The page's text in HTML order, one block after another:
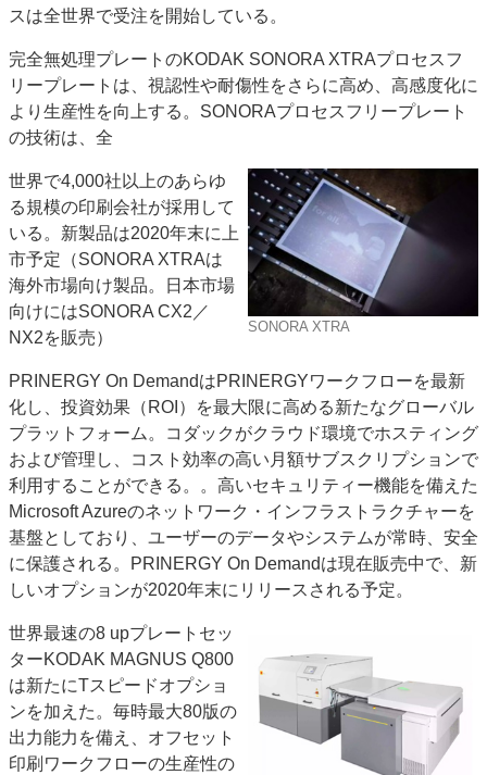
スは全世界で受注を開始している。
完全無処理プレートのKODAK SONORA XTRAプロセスフ
リープレートは、視認性や耐傷性をさらに高め、高感度化に
より生産性を向上する。SONORAプロセスフリープレート
の技術は、全
SONORA XTRA
世界で4,000社以上のあらゆ
る規模の印刷会社が採用して
いる。新製品は2020年末に上
市予定（SONORA XTRAは
海外市場向け製品。日本市場
向けにはSONORA CX2／
NX2を販売）
PRINERGY On DemandはPRINERGYワークフローを最新
化し、投資効果（ROI）を最大限に高める新たなグローバル
プラットフォーム。コダックがクラウド環境でホスティング
および管理し、コスト効率の高い月額サブスクリプションで
利用することができる。。高いセキュリティー機能を備えた
Microsoft Azureのネットワーク・インフラストラクチャーを
基盤としており、ユーザーのデータやシステムが常時、安全
に保護される。PRINERGY On Demandは現在販売中で、新
しいオプションが2020年末にリリースされる予定。
世界最速の8 upプレートセッ
ターKODAK MAGNUS Q800
は新たにTスピードオプショ
ンを加えた。毎時最大80版の
出力能力を備え、オフセット
印刷ワークフローの生産性の